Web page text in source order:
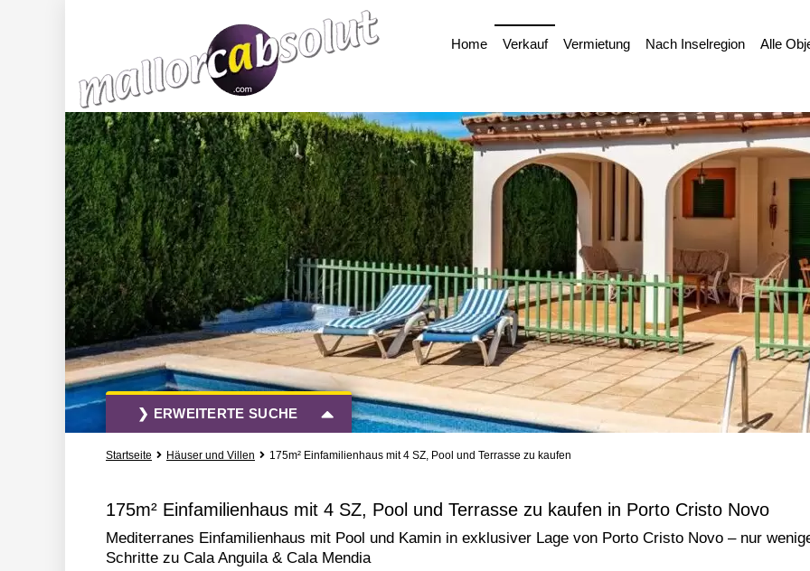
Home Verkauf Vermietung Nach Inselregion Alle
❯ ERWEITERTE SUCHE
Vermietung und Verkauf Alle Immobilienarten
» mehr Such-Optionen
Startseite Häuser und Villen 175m² Einfamilienhaus mit 4 SZ, Pool und Terrasse zu kaufen
175m² Einfamilienhaus mit 4 SZ, Pool und Terrasse zu kaufen in Porto Cristo Novo
Mediterranes Einfamilienhaus mit Pool und Kamin in exklusiver Lage von Porto Cristo Novo – nur
Schritte zu Cala Anguila & Cala Mendia